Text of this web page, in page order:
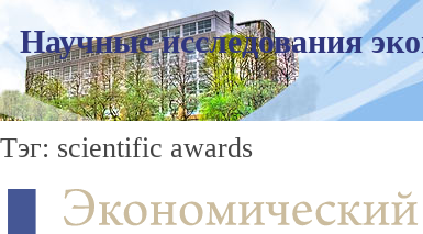
Научные исследования
Тэг: scientific awards